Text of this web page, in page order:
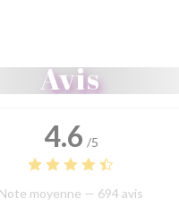
choix en matière de cookies
Avis
4.6 /5
Note moyenne — 694 avis